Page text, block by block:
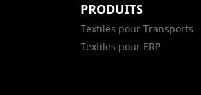
PRODUITS
Textiles pour Transports
Textiles pour ERP